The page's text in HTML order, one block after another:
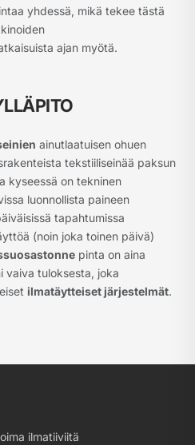
yhdessä, mikä tekee tästä
ajan myötä.
ainutlaatuisen ohuen
tekstiiliseinää paksun
kyseessä on tekninen
luonnollista paineen
tapahtumissa
(noin joka toinen päivä)
pinta on aina
vaiva tuloksesta, joka
ilmatäytteiset järjestelmät.
ilmatiiviitä